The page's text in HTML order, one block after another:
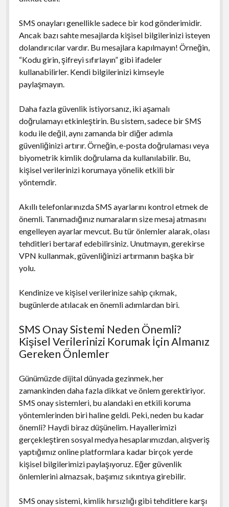
SMS onayları genellikle sadece bir kod gönderimidir.
Ancak bazı sahte mesajlarda kişisel bilgilerinizi isteyen
dolandırıcılar vardır. Bu mesajlara kapılmayın! Örneğin,
“Kodu girin, şifreyi sıfırlayın” gibi ifadeler
kullanabilirler. Kendi bilgilerinizi kimseyle
paylaşmayın.
Daha fazla güvenlik istiyorsanız, iki aşamalı
doğrulamayı etkinleştirin. Bu sistem, sadece bir SMS
kodu ile değil, aynı zamanda bir diğer adımla
güvenliğinizi artırır. Örneğin, e-posta doğrulaması veya
biyometrik kimlik doğrulama da kullanılabilir. Bu,
kişisel verilerinizi korumaya yönelik etkili bir
yöntemdir.
Akıllı telefonlarınızda SMS ayarlarını kontrol etmek de
önemli. Tanımadığınız numaraların size mesaj atmasını
engelleyen ayarlar mevcut. Bu tür önlemler alarak, olası
tehditleri bertaraf edebilirsiniz. Unutmayın, gerekirse
VPN kullanmak, güvenliğinizi artırmanın başka bir
yolu.
Kendinize ve kişisel verilerinize sahip çıkmak,
bugünlerde atılacak en önemli adımlardan biri.
SMS Onay Sistemi Neden Önemli?
Kişisel Verilerinizi Korumak İçin Almanız
Gereken Önlemler
Günümüzde dijital dünyada gezinmek, her
zamankinden daha fazla dikkat ve önlem gerektiriyor.
SMS onay sistemleri, bu alandaki en etkili koruma
yöntemlerinden biri haline geldi. Peki, neden bu kadar
önemli? Haydi biraz düşünelim. Hayallerimizi
gerçekleştiren sosyal medya hesaplarımızdan, alışveriş
yaptığımız online platformlara kadar birçok yerde
kişisel bilgilerimizi paylaşıyoruz. Eğer güvenlik
önlemlerini almazsak, başımız sıkıntıya girebilir.
SMS onay sistemi, kimlik hırsızlığı gibi tehditlere karşı